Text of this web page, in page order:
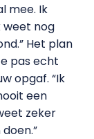
mee. Ik
weet nog
Het plan
pas echt
opgaf. “Ik
een
zeker